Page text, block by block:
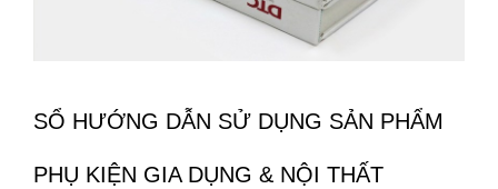
SỔ HƯỚNG DẪN SỬ DỤNG SẢN PHẨM
PHỤ KIỆN GIA DỤNG & NỘI THẤT